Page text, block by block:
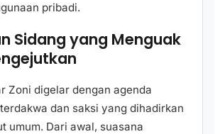
pribadi.
Sidang yang Menguak
Zoni digelar dengan agenda
dan saksi yang dihadirkan
umum. Dari awal, suasana